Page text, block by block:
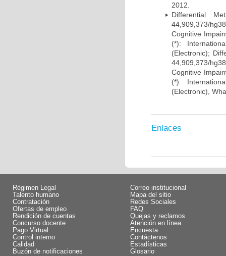
2012.
Differential
44,909,373/
Cognitive
(*):
(Electronic);
44,909,373/
Cognitive
(*):
(Electronic),
Enlaces
Régimen Legal
Talento humano
Contratación
Ofertas de empleo
Rendición de cuentas
Concurso docente
Pago Virtual
Control interno
Calidad
Buzón de notificaciones
Correo institucional
Mapa del sitio
Redes Sociales
FAQ
Quejas y reclamos
Atención en línea
Encuesta
Contáctenos
Estadísticas
Glosario